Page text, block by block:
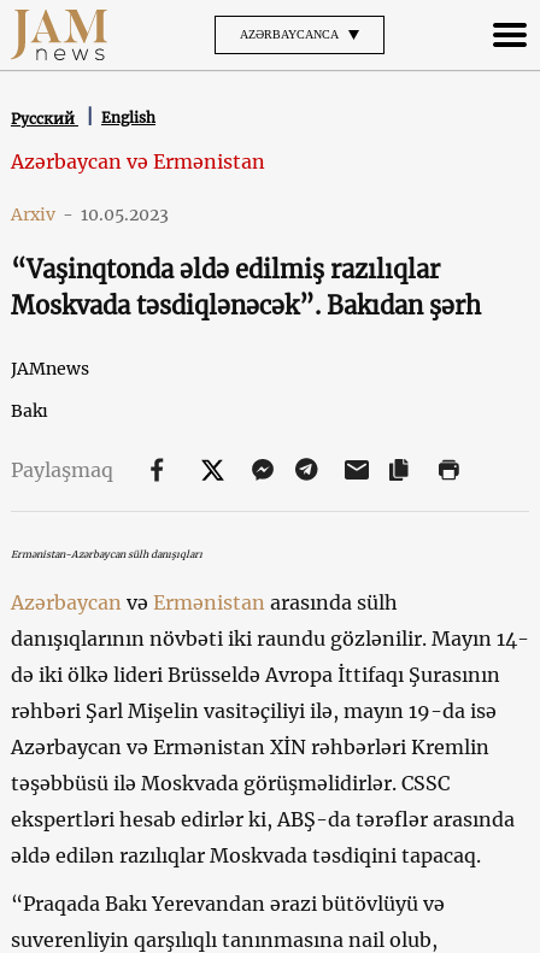
AZƏRBAYCANCA
Русский English
Azərbaycan və Ermənistan
Arxiv - 10.05.2023
“Vaşinqtonda əldə edilmiş razılıqlar
Moskvada təsdiqlənəcək”. Bakıdan şərh
JAMnews
Bakı
Paylaşmaq
Ermənistan-Azərbaycan sülh danışıqları
Azərbaycan və Ermənistan arasında sülh
danışıqlarının növbəti iki raundu gözlənilir. Mayın 14-
də iki ölkə lideri Brüsseldə Avropa İttifaqı Şurasının
rəhbəri Şarl Mişelin vasitəçiliyi ilə, mayın 19-da isə
Azərbaycan və Ermənistan XİN rəhbərləri Kremlin
təşəbbüsü ilə Moskvada görüşməlidirlər. CSSC
ekspertləri hesab edirlər ki, ABŞ-da tərəflər arasında
əldə edilən razılıqlar Moskvada təsdiqini tapacaq.
“Praqada Bakı Yerevandan ərazi bütövlüyü və
suverenliyin qarşılıqlı tanınmasına nail olub,